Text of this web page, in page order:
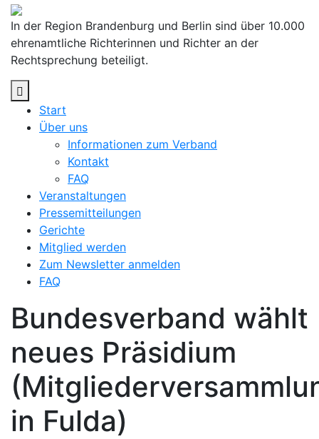
Skip
content
In der Region Brandenburg und Berlin sind über 10.000
ehrenamtliche Richterinnen und Richter an der
Rechtsprechung beteiligt.
Start
Über uns
Informationen zum Verband
Kontakt
FAQ
Veranstaltungen
Pressemitteilungen
Gerichte
Mitglied werden
Zum Newsletter anmelden
FAQ
Bundesverband wählt
neues Präsidium
in Fulda)